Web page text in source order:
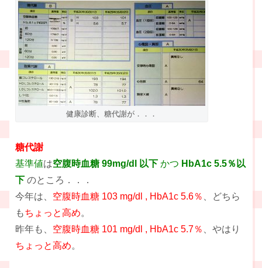
健康診断、糖代謝が．．．
糖代謝
基準値は空腹時血糖 99mg/dl 以下 かつ HbA1c 5.5％以
下 のところ．．．
今年は、 空腹時血糖 103 mg/dl , HbA1c 5.6％
、どちら
もちょっと高め。
昨年も、 空腹時血糖 101 mg/dl , HbA1c 5.7％
、やはり
ちょっと高め。